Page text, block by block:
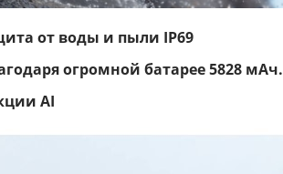
от воды и пыли IP69
огромной батарее 5828 мАч.
AI